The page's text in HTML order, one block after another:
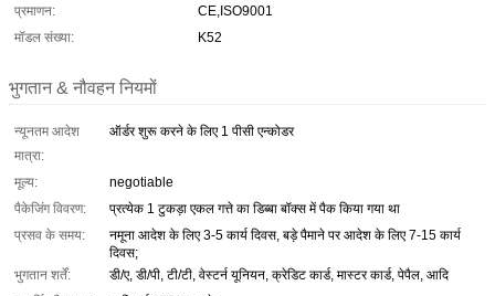
प्रमाणन:
CE,ISO9001
मॉडल संख्या:
K52
भुगतान & नौवहन नियमों
न्यूनतम आदेश
मात्रा:
ऑर्डर शुरू करने के लिए 1 पीसी एन्कोडर
मूल्य:
negotiable
पैकेजिंग विवरण:
प्रत्येक 1 टुकड़ा एकल गत्ते का डिब्बा बॉक्स में पैक किया गया था
प्रसव के समय:
नमूना आदेश के लिए 3-5 कार्य दिवस, बड़े पैमाने पर आदेश के लिए 7-15 कार्य
दिवस;
भुगतान शर्तें:
डी/ए, डी/पी, टी/टी, वेस्टर्न यूनियन, क्रेडिट कार्ड, मास्टर कार्ड, पेपैल, आदि